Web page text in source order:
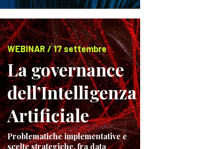
WEBINAR / 17 settembre
La governance
dell’Intelligenza
Artificiale
Problematiche implementative e
scelte strategiche, fra data